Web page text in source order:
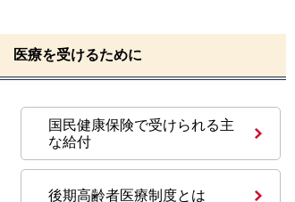
医療を受けるために
国民健康保険で受けられる主
な給付
後期高齢者医療制度とは